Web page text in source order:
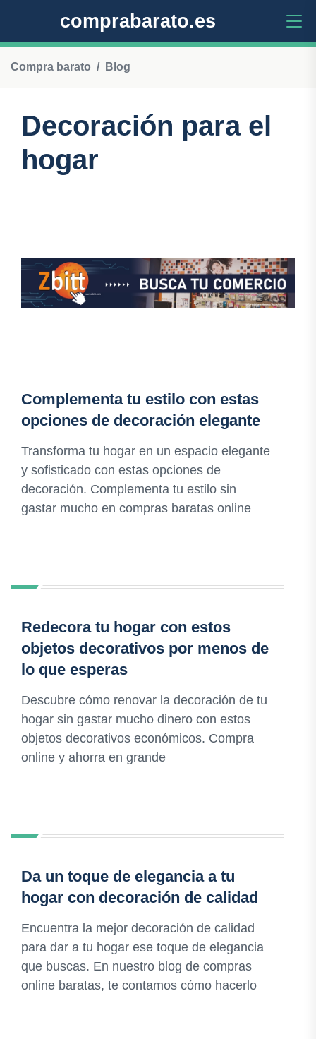
comprabarato.es
Compra barato Blog
Decoración para el
hogar
Complementa tu estilo con estas
opciones de decoración elegante
Transforma tu hogar en un espacio elegante
y sofisticado con estas opciones de
decoración. Complementa tu estilo sin
gastar mucho en compras baratas online
Redecora tu hogar con estos
objetos decorativos por menos de
lo que esperas
Descubre cómo renovar la decoración de tu
hogar sin gastar mucho dinero con estos
objetos decorativos económicos. Compra
online y ahorra en grande
Da un toque de elegancia a tu
hogar con decoración de calidad
Encuentra la mejor decoración de calidad
para dar a tu hogar ese toque de elegancia
que buscas. En nuestro blog de compras
online baratas, te contamos cómo hacerlo